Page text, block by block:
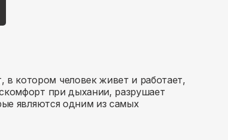
котором человек живет и работает,
при дыхании, разрушает
являются одним из самых